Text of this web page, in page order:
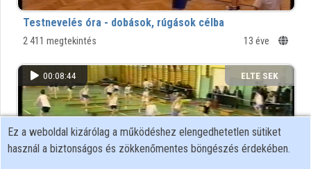
Közreműködők
Testnevelés óra - dobások, rúgások célba
2 411 megtekintés 13 éve
00:08:44
ELTE SEK
KÖNYVTÁRA
Ez a weboldal kizárólag a működéshez elengedhetetlen sütiket
használ a biztonságos és zökkenőmentes böngészés érdekében.